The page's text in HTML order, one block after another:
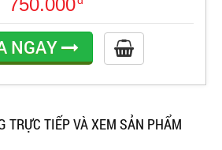
750.000
NGAY
TRỰC TIẾP VÀ XEM SẢN PHẨM